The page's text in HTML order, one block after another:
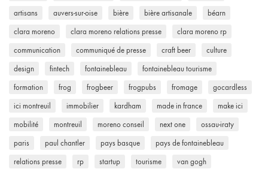
artisans auvers-sur-oise bière bière artisanale béarn
clara moreno clara moreno relations presse clara moreno rp
communication communiqué de presse craft beer culture
design fintech fontainebleau fontainebleau tourisme
formation frog frogbeer frogpubs fromage gocardless
ici montreuil immobilier kardham made in france make ici
mobilité montreuil moreno conseil next one ossau-iraty
paris paul chantler pays basque pays de fontainebleau
relations presse rp startup tourisme van gogh